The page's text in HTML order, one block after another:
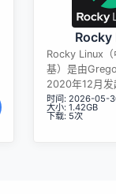
Rocky
Rocky Linux
基）是由
2020年12月发
Linux发行版，
稳定版停止维护
时间: 2026-05-
大小: 1.42GB
下载: 5次